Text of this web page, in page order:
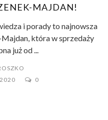
MAJDAN!
i porady to najnowsza
która w sprzedaży
już od ...
0